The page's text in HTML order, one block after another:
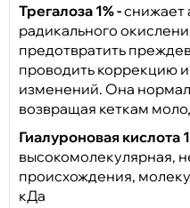
Трегалоза 1% -снижает
радикального
предотвратить
проводить коррекцию
изменений. Она
возвращая кеткам
Гиалуроновая кислота
высокомолекулярная,
происхождения,
кДа